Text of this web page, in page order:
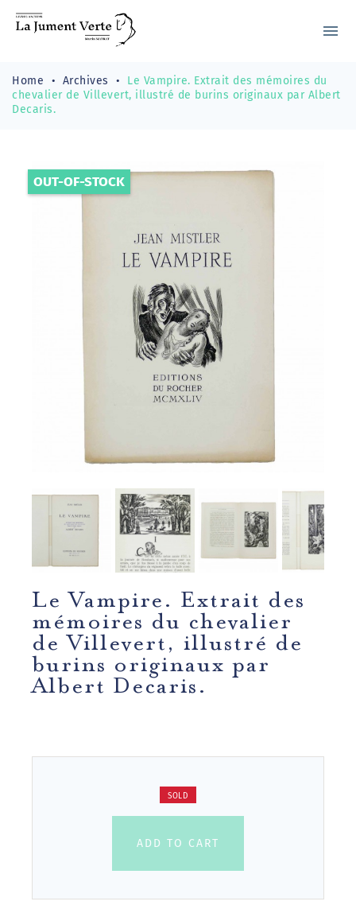
menu
Home Archives
Le Vampire. Extrait des mémoires du
chevalier de Villevert, illustré de burins originaux par Albert
Decaris.
OUT-OF-STOCK
Le Vampire. Extrait des
mémoires du chevalier
de Villevert, illustré de
burins originaux par
Albert Decaris.
SOLD
ADD TO CART